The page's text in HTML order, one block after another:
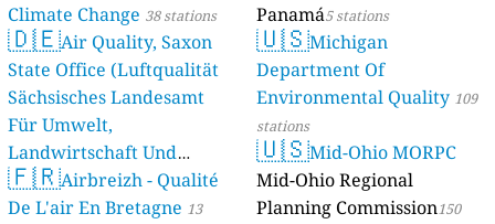
Climate Change 38 stations
🇩🇪Air Quality, Saxon
State Office (Luftqualität
Sächsisches Landesamt
Für Umwelt,
Landwirtschaft Und
Geologie) 50 stations
🇫🇷Airbreizh - Qualité
De L'air En Bretagne 13
Panamá5 stations
🇺🇸Michigan
Department Of
Environmental Quality 109
stations
🇺🇸Mid-Ohio MORPC
Mid-Ohio Regional
Planning Commission150